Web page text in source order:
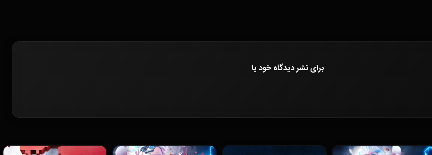
برای نشر دیدگاه خودیا